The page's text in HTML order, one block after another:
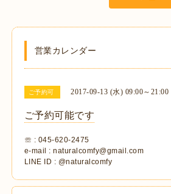
営業カレンダー
ご予約可 2017-09-13 (水) 09:00～21:00
ご予約可能です
☏ : 045-620-2475
e-mail : naturalcomfy@gmail.com
LINE ID : @naturalcomfy